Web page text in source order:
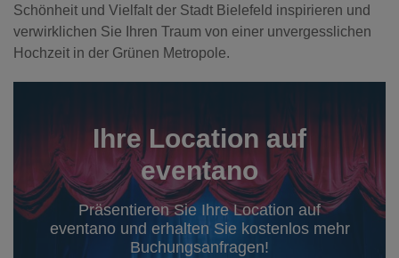
Schönheit und Vielfalt der Stadt Bielefeld inspirieren und
verwirklichen Sie Ihren Traum von einer unvergesslichen
Hochzeit in der Grünen Metropole.
Ihre Location auf
eventano
Präsentieren Sie Ihre Location auf
eventano und erhalten Sie kostenlos mehr
Buchungsanfragen!